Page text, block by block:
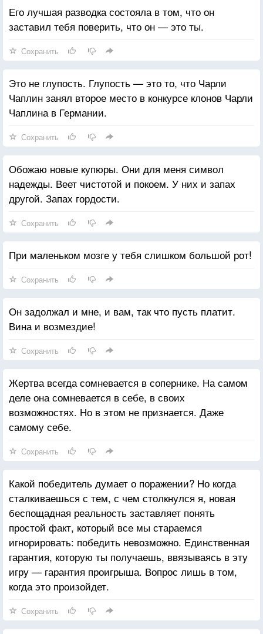
Его лучшая разводка состояла в том, что он
заставил тебя поверить, что он — это ты.
Сохранить
Это не глупость. Глупость — это то, что Чарли
Чаплин занял второе место в конкурсе клонов Чарли
Чаплина в Германии.
Сохранить
Обожаю новые купюры. Они для меня символ
надежды. Веет чистотой и покоем. У них и запах
другой. Запах гордости.
Сохранить
При маленьком мозге у тебя слишком большой рот!
Сохранить
Он задолжал и мне, и вам, так что пусть платит.
Вина и возмездие!
Сохранить
Жертва всегда сомневается в сопернике. На самом
деле она сомневается в себе, в своих
возможностях. Но в этом не признается. Даже
самому себе.
Сохранить
Какой победитель думает о поражении? Но когда
сталкиваешься с тем, с чем столкнулся я, новая
беспощадная реальность заставляет понять
простой факт, который все мы стараемся
игнорировать: победить невозможно. Единственная
гарантия, которую ты получаешь, ввязываясь в эту
игру — гарантия проигрыша. Вопрос лишь в том,
когда это произойдет.
Сохранить